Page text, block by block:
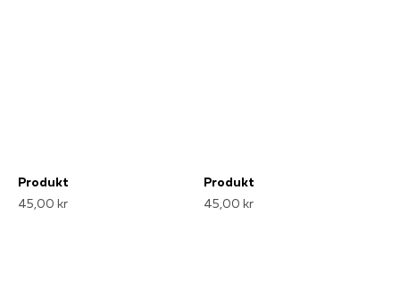
Produkt
45,00 kr
Produkt
45,00 kr